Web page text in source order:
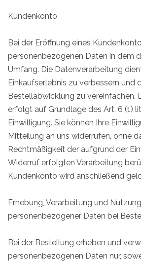
Kundenkonto
Bei der Eröffnung eines
personenbezogenen Daten in dem
Umfang. Die Datenverarbeitung
Einkaufserlebnis zu verbessern und
Bestellabwicklung zu vereinfachen.
erfolgt auf Grundlage des Art. 6 (1)
Einwilligung. Sie können Ihre
Mitteilung an uns widerrufen, ohne
Rechtmäßigkeit der aufgrund der
Widerruf erfolgten Verarbeitung
Kundenkonto wird anschließend
Erhebung, Verarbeitung und Nutzung
personenbezogener Daten bei
Bei der Bestellung erheben und
personenbezogenen Daten nur,